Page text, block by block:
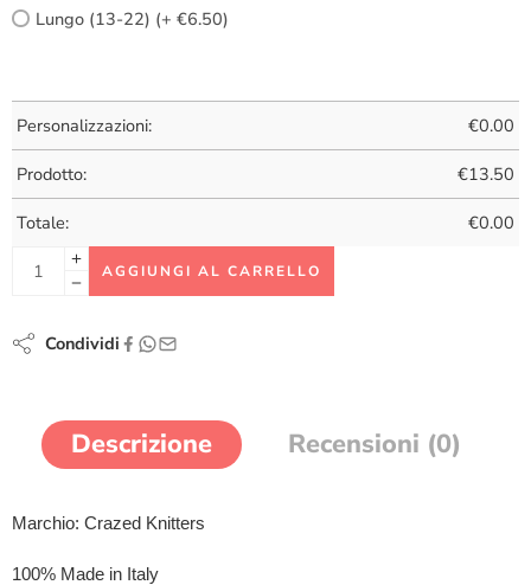
Lungo (13-22) (+ €6.50)
Personalizzazioni: €0.00
Prodotto: €13.50
Totale: €0.00
AGGIUNGI AL CARRELLO
Condividi
Descrizione Recensioni (0)
Marchio: Crazed Knitters
100% Made in Italy